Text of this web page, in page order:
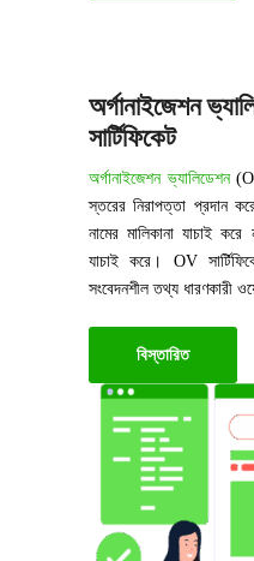
অর্গানাইজেশন
সার্টিফিকেট
অর্গানাইজেশন ভ্যালিডেশন
স্তরের নিরাপত্তা প্রদান
নামের মালিকানা যাচাই
যাচাই করে। OV
সংবেদনশীল তথ্য ধারণকারী
বিস্তারিত